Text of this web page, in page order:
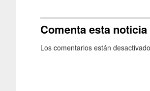
Comenta esta noticia
Los comentarios están